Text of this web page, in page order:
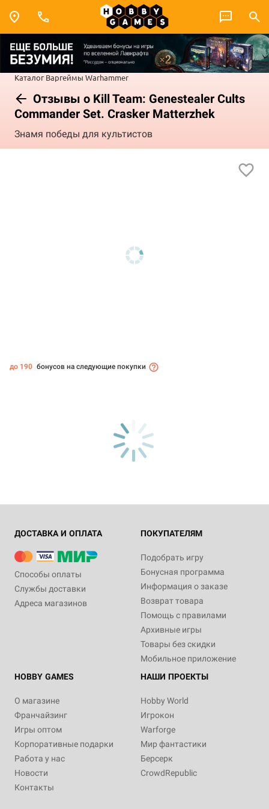
Каталог Варгеймы Warhammer
Отзывы о Kill Team: Genestealer Cults
Commander Set. Crasker Matterzhek
Знамя победы для культистов
до 190 бонусов на следующие покупки
ДОСТАВКА И ОПЛАТА
Способы оплаты
Службы доставки
Адреса магазинов
ПОКУПАТЕЛЯМ
Подобрать игру
Бонусная программа
Информация о заказе
Возврат товара
Помощь с правилами
Архивные игры
Товары без скидки
Мобильное приложение
HOBBY GAMES
О магазине
Франчайзинг
Игры оптом
Корпоративные подарки
Работа у нас
Новости
Контакты
НАШИ ПРОЕКТЫ
Hobby World
Игрокон
Warforge
Мир фантастики
Берсерк
CrowdRepublic